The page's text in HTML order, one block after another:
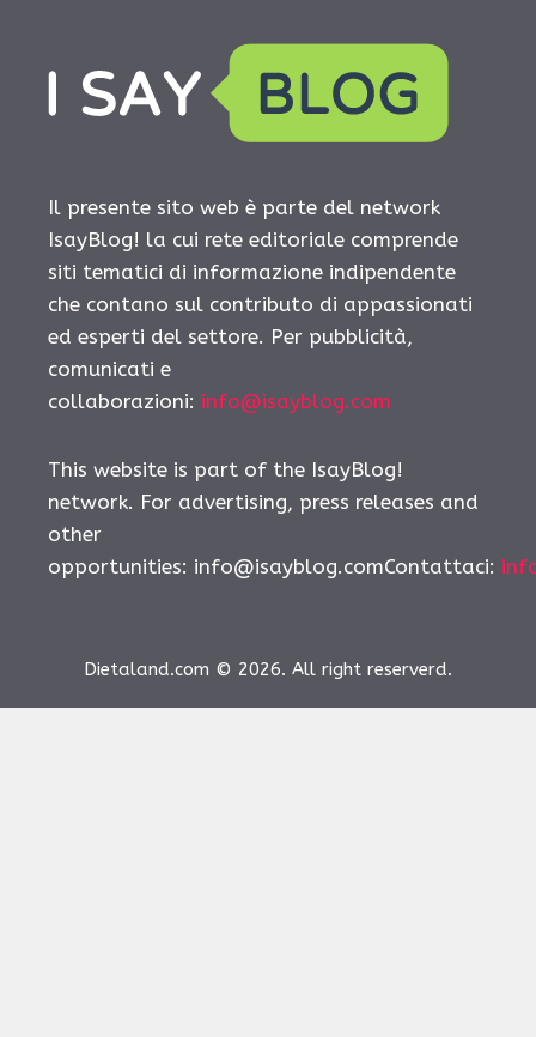
Il presente sito web è parte del network
IsayBlog! la cui rete editoriale comprende
siti tematici di informazione indipendente
che contano sul contributo di appassionati
ed esperti del settore. Per pubblicità,
comunicati e
collaborazioni: info@isayblog.com
This website is part of the IsayBlog!
network. For advertising, press releases and
other
opportunities: info@isayblog.comContattaci:
Dietaland.com © 2026. All right reserverd.